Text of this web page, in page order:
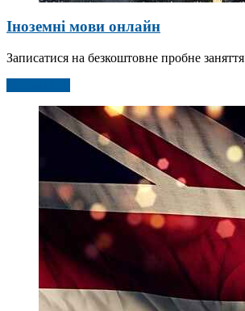
Іноземні мови онлайн
Записатися на безкоштовне пробне заняття